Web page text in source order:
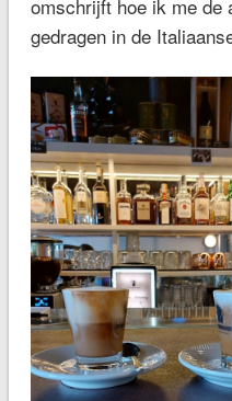
omschrijft hoe ik me de
gedragen in de